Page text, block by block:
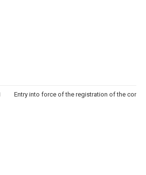
Entry into force of the registration of the